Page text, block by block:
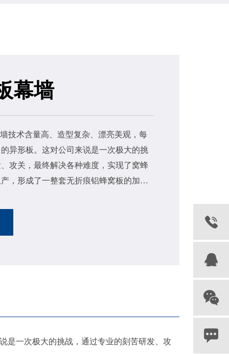
幕墙
技术含量高、造型复杂、漂亮美观，每
异形板。这对公司来说是一次极大的挑
攻关，最终解决各种难度，实现了窝蜂
，形成了一整套无折痕铝蜂窝板的加工
是一次极大的挑战，通过专业的刻苦研发、攻